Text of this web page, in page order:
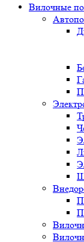
Вилочные